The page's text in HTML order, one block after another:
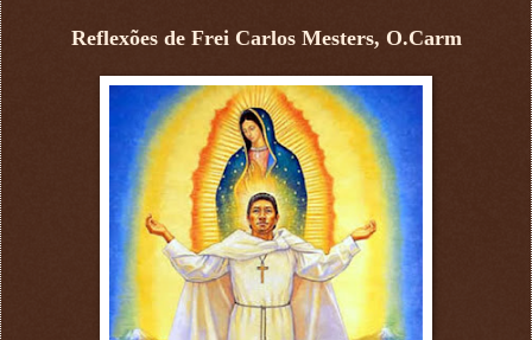
Reflexões de Frei Carlos Mesters, O.Carm